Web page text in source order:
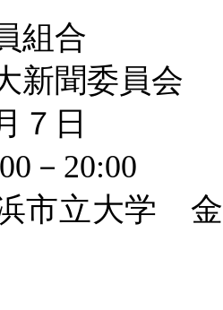
組合
新聞委員会
７日
－ 20:00
市立大学